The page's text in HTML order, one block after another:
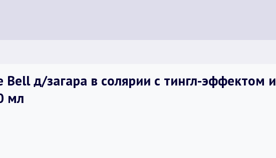
д/загара в солярии с тингл-эффектом и
мл